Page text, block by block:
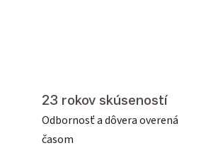
23 rokov skúseností
Odbornosť a dôvera overená
časom